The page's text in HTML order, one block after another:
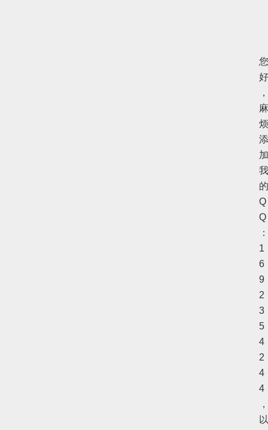
您
好
，
麻
烦
添
加
我
的
Q
Q
：
1
6
9
2
3
5
4
2
4
4
，
以